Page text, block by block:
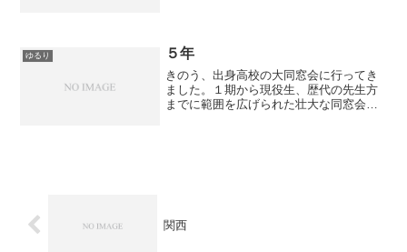
できるよう、勉強べ...
ゆるり ５年
きのう、出身高校の大同窓会に行ってき
ました。１期から現役生、歴代の先生方
までに範囲を広げられた壮大な同窓会
関西